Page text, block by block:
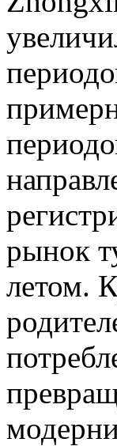
рынок
летом.